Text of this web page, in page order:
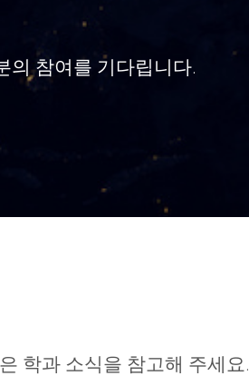
의 참여를 기다립니다.
학과 소식을 참고해 주세요.